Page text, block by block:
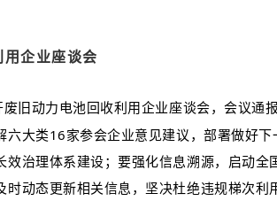
企业座谈会
旧动力电池回收利用企业座谈会，会议
大类16家参会企业意见建议，部署做好
治理体系建设；要强化信息溯源，启动
动态更新相关信息，坚决杜绝违规梯次